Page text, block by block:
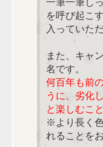
を呼び起こ
入っていた
また、キャ
名です。
何百年も前
うに、劣化
と楽しむこ
※より長く
れることを